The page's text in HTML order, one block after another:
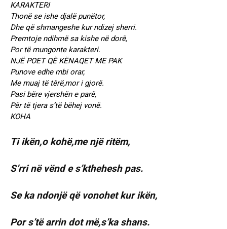
KARAKTERI
Thonë se ishe djalë punëtor,
Dhe që shmangeshe kur ndizej sherri.
Premtoje ndihmë sa kishe në dorë,
Por të mungonte karakteri.
NJË POET QË KËNAQET ME PAK
Punove edhe mbi orar,
Me muaj të tërë,mor i gjorë.
Pasi bëre vjershën e parë,
Për të tjera s’të bëhej vonë.
KOHA
Ti ikën,o kohë,me një ritëm,
S’rri në vënd e s’kthehesh pas.
Se ka ndonjë që vonohet kur ikën,
Por s’të arrin dot më,s’ka shans.